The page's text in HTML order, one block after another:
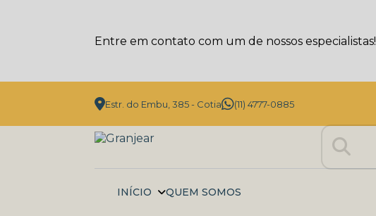
Entre em contato com um de nossos especialistas!
Estr. do Embu, 385 - Cotia (11) 4777-0885
INÍCIO
QUEM SOMOS